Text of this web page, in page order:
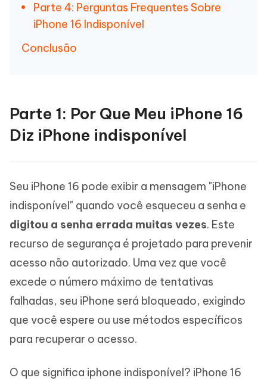
Parte 4: Perguntas Frequentes Sobre
iPhone 16 Indisponível
Conclusão
Parte 1: Por Que Meu iPhone 16
Diz iPhone indisponível
Seu iPhone 16 pode exibir a mensagem "iPhone
indisponível" quando você esqueceu a senha e
digitou a senha errada muitas vezes. Este
recurso de segurança é projetado para prevenir
acesso não autorizado. Uma vez que você
excede o número máximo de tentativas
falhadas, seu iPhone será bloqueado, exigindo
que você espere ou use métodos específicos
para recuperar o acesso.
O que significa iphone indisponível? iPhone 16